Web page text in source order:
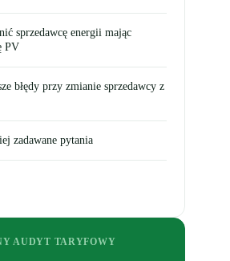
sprzedawcę energii mając
PV
błędy przy zmianie sprzedawcy z
zadawane pytania
AUDYT TARYFOWY